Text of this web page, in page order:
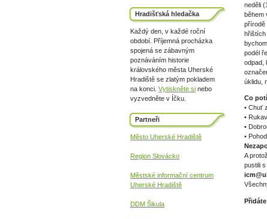
Hradišťská hledačka
Každý den, v každé roční
období. Příjemná procházka
spojená se zábavným
poznáváním historie
královského města Uherské
Hradiště se zlatým pokladem
na konci. Vytiskněte si nebo
vyzvedněte v Íčku.
Partneři
Město Uherské Hradiště
Region Slovácko
Městské informační centrum
Uherské Hradiště
DDM Šikula
neděli
během
přírodě
podél
odpad,
úklidu,
Co
• Chuť
•
•
•
A
pustili